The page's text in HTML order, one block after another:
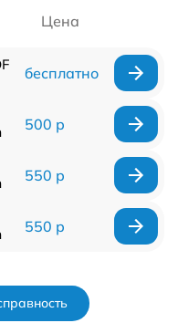
Цена
бесплатно
500 р
550 р
550 р